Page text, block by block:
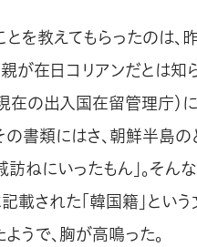
を教えてもらったのは、
が在日コリアンだとは
現在の出入国在留管理庁
の書類にはさ、朝鮮半島
ねにいったもん」。そ
載された「韓国籍」とい
うで、胸が高鳴った。